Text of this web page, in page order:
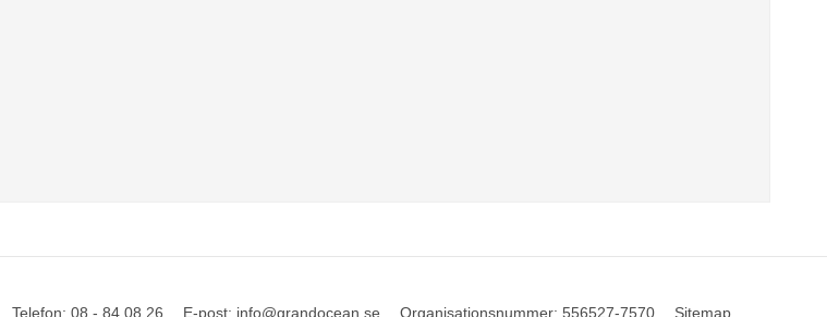
Telefon: 08 - 84 08 26 E-post: info@grandocean.se Organisationsnummer: 556527-7570 Sitemap